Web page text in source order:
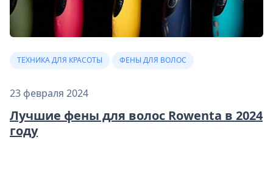
ТЕХНИКА ДЛЯ КРАСОТЫ ФЕНЫ ДЛЯ ВОЛОС
23 февраля 2024
Лучшие фены для волос Rowenta в 2024
году